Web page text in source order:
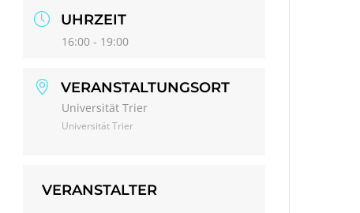
UHRZEIT
16:00 - 19:00
VERANSTALTUNGSORT
Universität Trier
Universität Trier
VERANSTALTER